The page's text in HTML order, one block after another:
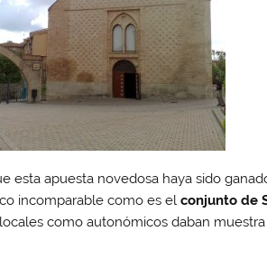
esta apuesta novedosa haya sido
incomparable como es elconjunto de
como autonómicos daban